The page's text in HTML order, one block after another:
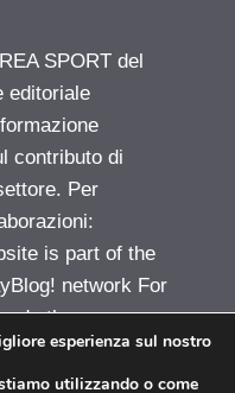
SPORT del
editoriale
contributo di
Per
is part of the
network For
other
esperienza sul nostro
utilizzando o come